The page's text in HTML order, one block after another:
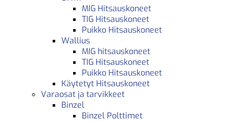
MIG Hitsauskoneet
TIG Hitsauskoneet
Puikko Hitsauskoneet
Wallius
MIG hitsauskoneet
TIG Hitsauskoneet
Puikko Hitsauskoneet
Käytetyt Hitsauskoneet
Varaosat ja tarvikkeet
Binzel
Binzel Polttimet